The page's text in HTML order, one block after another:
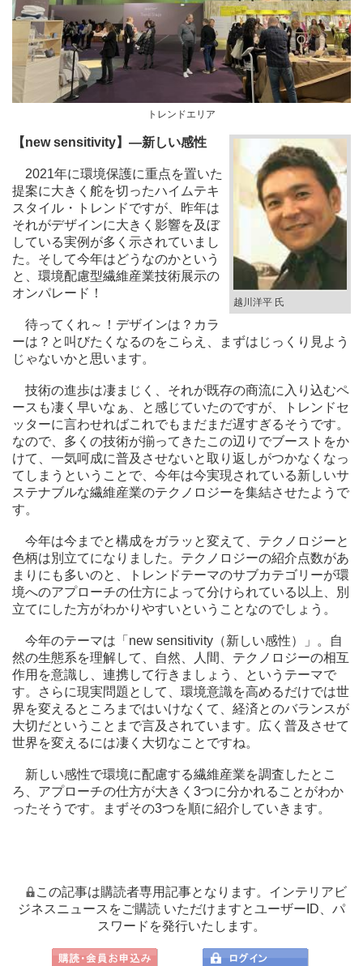
トレンドエリア
越川洋平 氏
【new sensitivity】―新しい感性
2021年に環境保護に重点を置いた
提案に大きく舵を切ったハイムテキ
スタイル・トレンドですが、昨年は
それがデザインに大きく影響を及ぼ
している実例が多く示されていまし
た。そして今年はどうなのかという
と、環境配慮型繊維産業技術展示の
オンパレード！
待ってくれ～！デザインは？カラ
ーは？と叫びたくなるのをこらえ、まずはじっくり見よう
じゃないかと思います。
技術の進歩は凄まじく、それが既存の商流に入り込むペ
ースも凄く早いなぁ、と感じていたのですが、トレンドセ
ッターに言わせればこれでもまだまだ遅すぎるそうです。
なので、多くの技術が揃ってきたこの辺りでブーストをか
けて、一気呵成に普及させないと取り返しがつかなくなっ
てしまうということで、今年は今実現されている新しいサ
ステナブルな繊維産業のテクノロジーを集結させたようで
す。
今年は今までと構成をガラッと変えて、テクノロジーと
色柄は別立てになりました。テクノロジーの紹介点数があ
まりにも多いのと、トレンドテーマのサブカテゴリーが環
境へのアプローチの仕方によって分けられている以上、別
立てにした方がわかりやすいということなのでしょう。
今年のテーマは「new sensitivity（新しい感性）」。自
然の生態系を理解して、自然、人間、テクノロジーの相互
作用を意識し、連携して行きましょう、というテーマで
す。さらに現実問題として、環境意識を高めるだけでは世
界を変えるところまではいけなくて、経済とのバランスが
大切だということまで言及されています。広く普及させて
世界を変えるには凄く大切なことですね。
新しい感性で環境に配慮する繊維産業を調査したとこ
ろ、アプローチの仕方が大きく3つに分かれることがわか
ったそうです。まずその3つを順に紹介していきます。
この記事は購読者専用記事となります。インテリアビ
ジネスニュースをご購読 いただけますとユーザーID、パ
スワードを発行いたします。